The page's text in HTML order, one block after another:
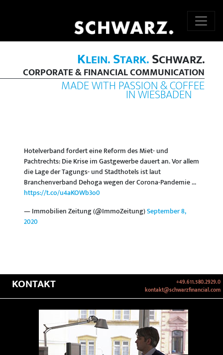
KLEIN.STARK.SCHWARZ.
CORPORATE & FINANCIAL COMMUNICATION
MADE WITH PASSION & COFFEE
IN WIESBADEN
Hotelverband fordert eine Reform des Miet- und
Pachtrechts: Die Krise im Gastgewerbe dauert an. Vor allem
die Lage der Tagungs- und Stadthotels ist laut
Branchenverband Dehoga wegen der Corona-Pandemie ...
https://t.co/u4aKOWb3o0
— Immobilien Zeitung (@ImmoZeitung)September 8,
2020
KONTAKT
+49.611.580.2929.0
kontakt@schwarzfinancial.com